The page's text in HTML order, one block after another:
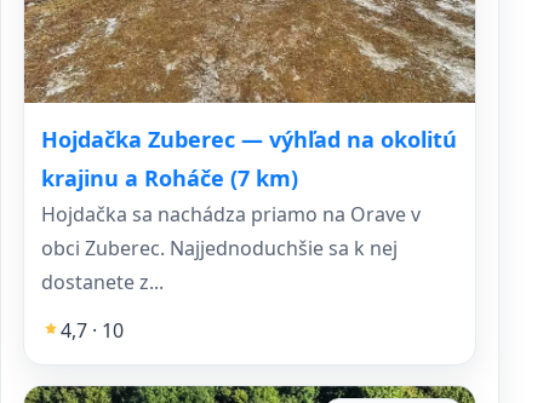
Hojdačka Zuberec — výhľad na okolitú
krajinu a Roháče (7 km)
Hojdačka sa nachádza priamo na Orave v
obci Zuberec. Najjednoduchšie sa k nej
dostanete z...
4,7 · 10